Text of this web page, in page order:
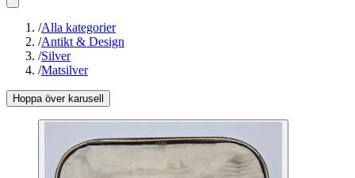
/Alla kategorier
/Antikt & Design
/Silver
/Matsilver
Hoppa över karusell